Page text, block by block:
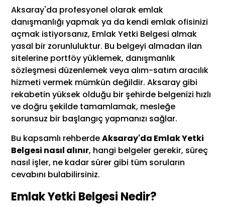
Aksaray'da profesyonel olarak emlak
danışmanlığı yapmak ya da kendi emlak ofisinizi
açmak istiyorsanız, Emlak Yetki Belgesi almak
yasal bir zorunluluktur. Bu belgeyi almadan ilan
sitelerine portföy yüklemek, danışmanlık
sözleşmesi düzenlemek veya alım-satım aracılık
hizmeti vermek mümkün değildir. Aksaray gibi
rekabetin yüksek olduğu bir şehirde belgenizi hızlı
ve doğru şekilde tamamlamak, mesleğe
sorunsuz bir başlangıç yapmanızı sağlar.
Bu kapsamlı rehberdeAksaray'da Emlak Yetki
Belgesi nasıl alınır, hangi belgeler gerekir, süreç
nasıl işler, ne kadar sürer gibi tüm soruların
cevabını bulabilirsiniz.
Emlak Yetki Belgesi Nedir?